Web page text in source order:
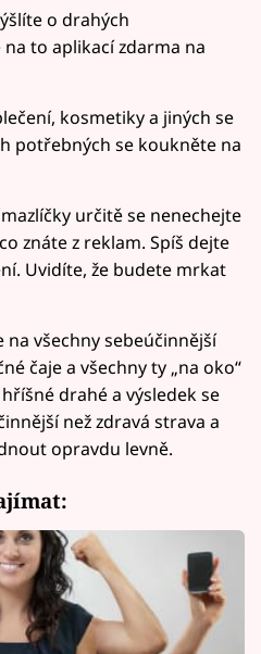
o drahých
na to aplikací zdarma na
kosmetiky a jiných se
potřebných se koukněte na
určitě se nenechejte
znáte z reklam. Spíš dejte
Uvidíte, že budete mrkat
na všechny sebeúčinnější
čaje a všechny ty „na oko“
drahé a výsledek se
než zdravá strava a
opravdu levně.